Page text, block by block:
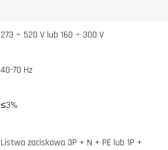
273 ÷ 520 V lub 160 ÷ 300 V
40-70 Hz
≤3%
Listwa zaciskowa 3P + N + PE lub 1P +